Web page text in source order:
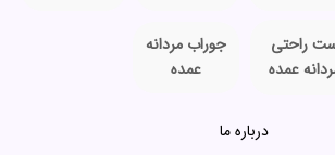
راحتی
عمده
جوراب مردانه
عمده
درباره ما